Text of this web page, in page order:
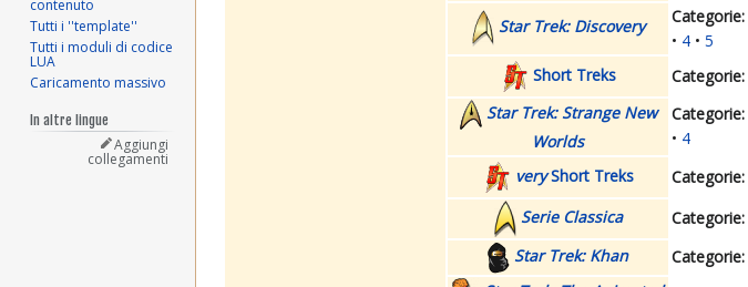
Star Trek: Discovery
4
5
Short Treks
Star Trek: Strange New
Worlds
4
veryShort Treks
Serie Classica
Star Trek: Khan
contenuto
Tutti i ''template''
Tutti i moduli di codice
LUA
Caricamento massivo
In altre lingue
Aggiungi
collegamenti